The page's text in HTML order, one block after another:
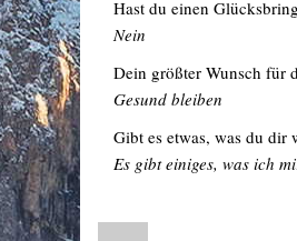
Hast du einen
Nein
Dein größter Wunsch für
Gesund bleiben
Gibt es etwas, was du dir
Es gibt einiges, was ich